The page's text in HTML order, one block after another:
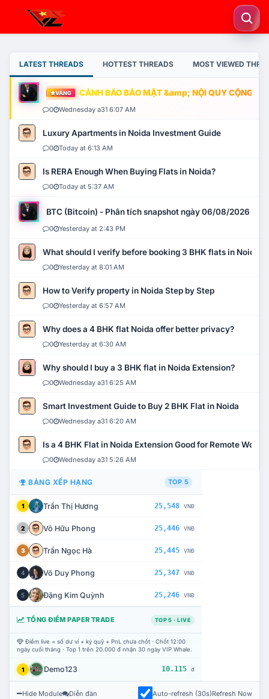
LATEST THREADS HOTTEST THREADS MOST VIEWED
VÀNG CẢNH BÁO BẢO MẬT &amp; NỘI QUY CỘNG
0 Wednesday a31 6:07 AM
Luxury Apartments in Noida Investment Guide
0 Today at 6:13 AM
Is RERA Enough When Buying Flats in Noida?
0 Today at 5:37 AM
BTC (Bitcoin) - Phân tích snapshot ngày 06/08/2026
0 Yesterday at 2:43 PM
What should I verify before booking 3 BHK flats in Noida?
0 Yesterday at 8:01 AM
How to Verify property in Noida Step by Step
0 Yesterday at 6:57 AM
Why does a 4 BHK flat Noida offer better privacy?
0 Yesterday at 6:30 AM
Why should I buy a 3 BHK flat in Noida Extension?
0 Wednesday a31 6:25 AM
Smart Investment Guide to Buy 2 BHK Flat in Noida
0 Wednesday a31 6:20 AM
Is a 4 BHK Flat in Noida Extension Good for Remote Work?
0 Wednesday a31 5:26 AM
BẢNG XẾP HẠNG TOP 5
1 Trần Thị Hương 25,548 VNĐ
2 Võ Hữu Phong 25,446 VNĐ
3 Trần Ngọc Hà 25,445 VNĐ
4 Võ Duy Phong 25,347 VNĐ
5 Đặng Kim Quỳnh 25,246 VNĐ
TỔNG ĐIỂM PAPER TRADE TOP 5 · LIVE
Điểm live = số dư ví + ký quỹ + PnL chưa chốt · Chốt 12:00
ngày cuối tháng · Top 1 trên 20.000 đ nhận 30 ngày VIP Whale.
1 Demo123 10.115 đ
Hide Module Diễn đàn Auto-refresh (30s)Refresh Now